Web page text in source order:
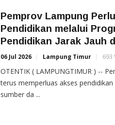
Pemprov Lampung
Pendidikan melalui
Pendidikan Jarak Jauh
06 Jul 2026 Lampung Timur 693
OTENTIK ( LAMPUNGTIMUR ) --
terus memperluas akses
sumber da ...